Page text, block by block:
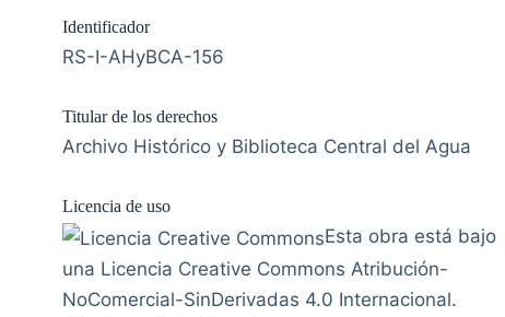
Identificador
RS-I-AHyBCA-156
Titular de los derechos
Archivo Histórico y Biblioteca Central del Agua
Licencia de uso
Esta obra está bajo
una Licencia Creative Commons Atribución-
NoComercial-SinDerivadas 4.0 Internacional.